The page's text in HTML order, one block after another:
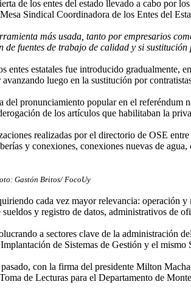
de los entes del estado llevado a cabo por
Sindical Coordinadora de los Entes del
más usada, tanto por empresarios
fuentes de trabajo de calidad y si
entes estatales fue introducido
luego en la sustitución por
del pronunciamiento popular en el
de los artículos que habilitaban la
realizadas por el directorio de OSE
y conexiones, conexiones nuevas de
Gastón Britos/ FocoUy
cada vez mayor relevancia: operación
y registro de datos, administrativos de
a sectores clave de la administración
de Sistemas de Gestión y el
con la firma del presidente Milton
de Lecturas para el Departamento de